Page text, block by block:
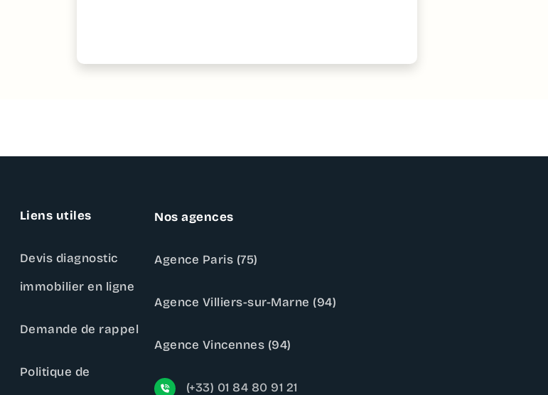
Liens utiles
Devis diagnostic
immobilier en ligne
Demande de rappel
Politique de
Nos agences
Agence Paris (75)
Agence Villiers-sur-Marne (94)
Agence Vincennes (94)
(+33) 01 84 80 91 21